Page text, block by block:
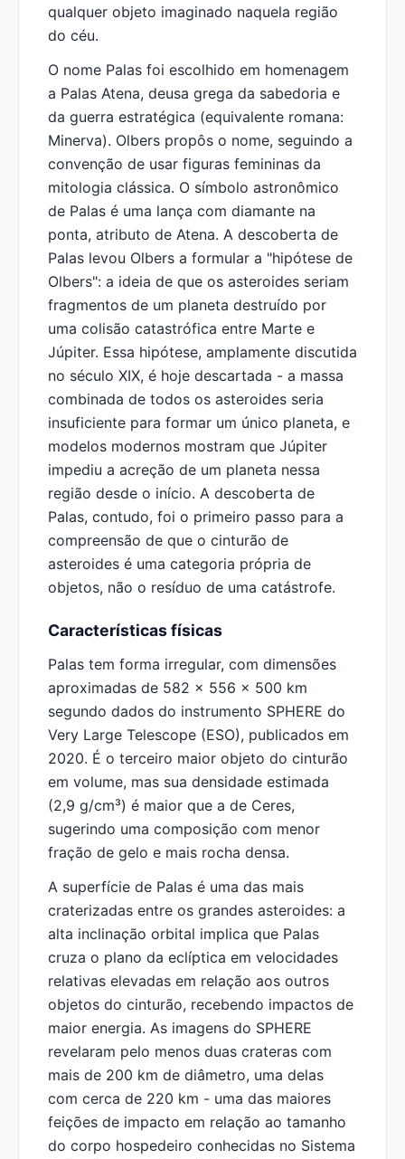
qualquer objeto imaginado naquela região
do céu.
O nome Palas foi escolhido em homenagem
a Palas Atena, deusa grega da sabedoria e
da guerra estratégica (equivalente romana:
Minerva). Olbers propôs o nome, seguindo a
convenção de usar figuras femininas da
mitologia clássica. O símbolo astronômico
de Palas é uma lança com diamante na
ponta, atributo de Atena. A descoberta de
Palas levou Olbers a formular a "hipótese de
Olbers": a ideia de que os asteroides seriam
fragmentos de um planeta destruído por
uma colisão catastrófica entre Marte e
Júpiter. Essa hipótese, amplamente discutida
no século XIX, é hoje descartada - a massa
combinada de todos os asteroides seria
insuficiente para formar um único planeta, e
modelos modernos mostram que Júpiter
impediu a acreção de um planeta nessa
região desde o início. A descoberta de
Palas, contudo, foi o primeiro passo para a
compreensão de que o cinturão de
asteroides é uma categoria própria de
objetos, não o resíduo de uma catástrofe.
Características físicas
Palas tem forma irregular, com dimensões
aproximadas de 582 x 556 x 500 km
segundo dados do instrumento SPHERE do
Very Large Telescope (ESO), publicados em
2020. É o terceiro maior objeto do cinturão
em volume, mas sua densidade estimada
(2,9 g/cm³) é maior que a de Ceres,
sugerindo uma composição com menor
fração de gelo e mais rocha densa.
A superfície de Palas é uma das mais
craterizadas entre os grandes asteroides: a
alta inclinação orbital implica que Palas
cruza o plano da eclíptica em velocidades
relativas elevadas em relação aos outros
objetos do cinturão, recebendo impactos de
maior energia. As imagens do SPHERE
revelaram pelo menos duas crateras com
mais de 200 km de diâmetro, uma delas
com cerca de 220 km - uma das maiores
feições de impacto em relação ao tamanho
do corpo hospedeiro conhecidas no Sistema